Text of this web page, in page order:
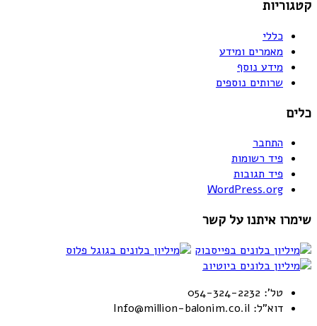
קטגוריות
כללי
מאמרים ומידע
מידע נוסף
שרותים נוספים
כלים
התחבר
פיד רשומות
פיד תגובות
WordPress.org
שימרו איתנו על קשר
טל': 054-324-2232
דוא"ל: Info@million-balonim.co.il